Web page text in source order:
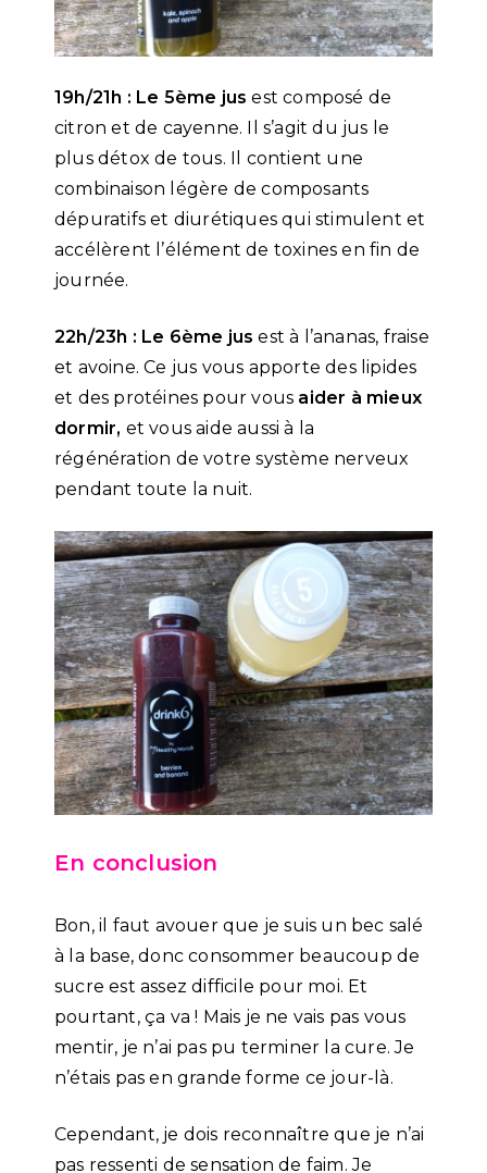
19h/21h : Le 5ème jus est composé de
citron et de cayenne. Il s’agit du jus le
plus détox de tous. Il contient une
combinaison légère de composants
dépuratifs et diurétiques qui stimulent et
accélèrent l’élément de toxines en fin de
journée.
22h/23h : Le 6ème jus est à l’ananas, fraise
et avoine. Ce jus vous apporte des lipides
et des protéines pour vous aider à mieux
dormir, et vous aide aussi à la
régénération de votre système nerveux
pendant toute la nuit.
En conclusion
Bon, il faut avouer que je suis un bec salé
à la base, donc consommer beaucoup de
sucre est assez difficile pour moi. Et
pourtant, ça va ! Mais je ne vais pas vous
mentir, je n’ai pas pu terminer la cure. Je
n’étais pas en grande forme ce jour-là.
Cependant, je dois reconnaître que je n’ai
pas ressenti de sensation de faim. Je